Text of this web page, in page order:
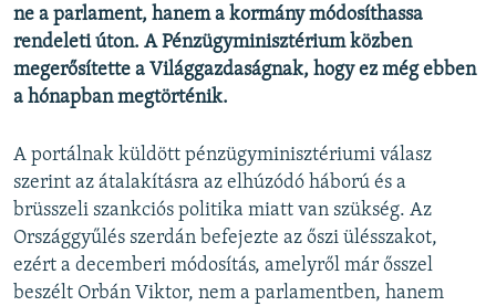
ne a parlament, hanem a kormány módosíthassa
rendeleti úton. A Pénzügyminisztérium közben
megerősítette a Világgazdaságnak, hogy ez még ebben
a hónapban megtörténik.
A portálnak küldött pénzügyminisztériumi válasz
szerint az átalakításra az elhúzódó háború és a
brüsszeli szankciós politika miatt van szükség. Az
Országgyűlés szerdán befejezte az őszi ülésszakot,
ezért a decemberi módosítás, amelyről már ősszel
beszélt Orbán Viktor, nem a parlamentben, hanem